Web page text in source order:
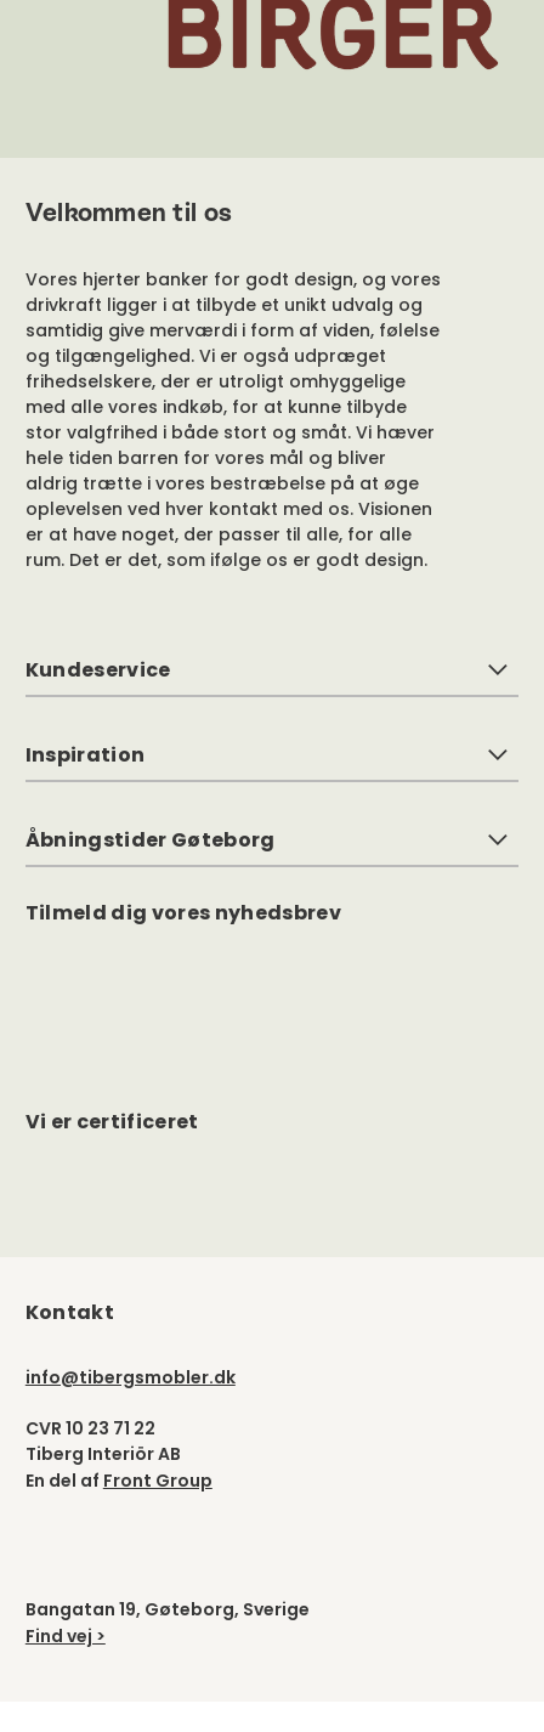
Velkommen til os
Vores hjerter banker for godt design, og vores
drivkraft ligger i at tilbyde et unikt udvalg og
samtidig give merværdi i form af viden, følelse
og tilgængelighed. Vi er også udpræget
frihedselskere, der er utroligt omhyggelige
med alle vores indkøb, for at kunne tilbyde
stor valgfrihed i både stort og småt. Vi hæver
hele tiden barren for vores mål og bliver
aldrig trætte i vores bestræbelse på at øge
oplevelsen ved hver kontakt med os. Visionen
er at have noget, der passer til alle, for alle
rum. Det er det, som ifølge os er godt design.
Kundeservice
Inspiration
Åbningstider Gøteborg
Tilmeld dig vores nyhedsbrev
Vi er certificeret
Kontakt
info@tibergsmobler.dk
CVR 10 23 71 22
Tiberg Interiör AB
En del af Front Group
Bangatan 19, Gøteborg, Sverige
Find vej >